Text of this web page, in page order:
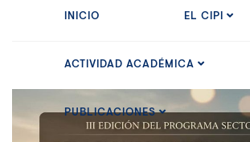
INICIO EL CIPI
ACTIVIDAD ACADÉMICA
PUBLICACIONES